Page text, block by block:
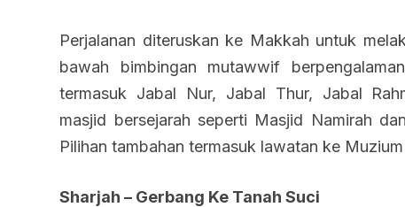
Perjalanan diteruskan ke Makkah untuk
bawah bimbingan mutawwif
termasuk Jabal Nur, Jabal Thur, Jabal
masjid bersejarah seperti Masjid Namirah
Pilihan tambahan termasuk lawatan ke
Sharjah – Gerbang Ke Tanah Suci